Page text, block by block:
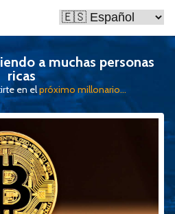
a muchas personas
ricas
en elpróximo millonario...